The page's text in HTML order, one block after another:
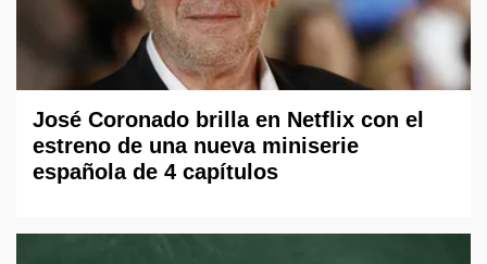
José Coronado brilla en Netflix con el
estreno de una nueva miniserie
española de 4 capítulos